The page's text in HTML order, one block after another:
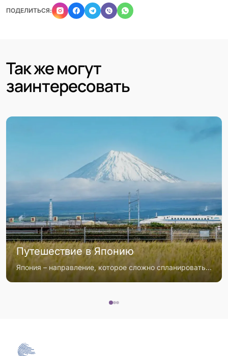
ПОДЕЛИТЬСЯ:
Так же могут
заинтересовать
Путешествие в Японию
Япония – направление, которое сложно спланировать «на глаз»: здесь дорогой транспорт, жёсткая логика проездных и огромная разница в бюджете в зависимости от того, насколько продуман маршрут. Разбираем, как составить реалистичную поездку на 10–14 дней, когда JR Pass действительно окупается (а когда нет) и сколько денег закладывать в 2026 году.